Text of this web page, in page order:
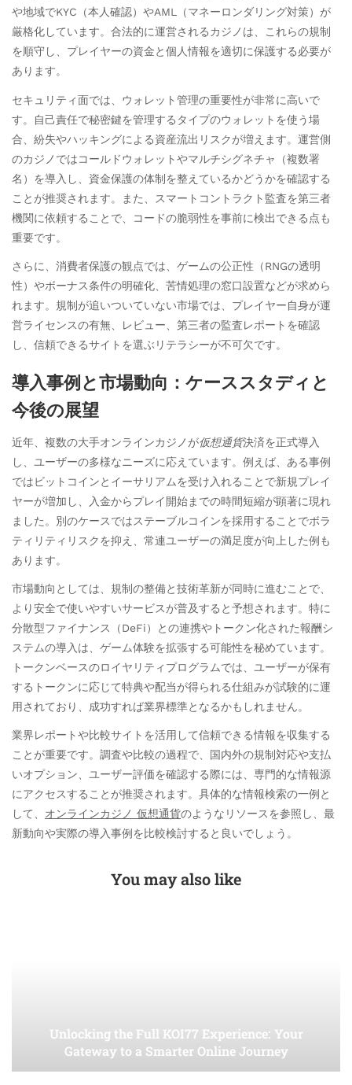
や地域でKYC（本人確認）やAML（マネーロンダリング対策）が
厳格化しています。合法的に運営されるカジノは、これらの規制
を順守し、プレイヤーの資金と個人情報を適切に保護する必要が
あります。
セキュリティ面では、ウォレット管理の重要性が非常に高いで
す。自己責任で秘密鍵を管理するタイプのウォレットを使う場
合、紛失やハッキングによる資産流出リスクが増えます。運営側
のカジノではコールドウォレットやマルチシグネチャ（複数署
名）を導入し、資金保護の体制を整えているかどうかを確認する
ことが推奨されます。また、スマートコントラクト監査を第三者
機関に依頼することで、コードの脆弱性を事前に検出できる点も
重要です。
さらに、消費者保護の観点では、ゲームの公正性（RNGの透明
性）やボーナス条件の明確化、苦情処理の窓口設置などが求めら
れます。規制が追いついていない市場では、プレイヤー自身が運
営ライセンスの有無、レビュー、第三者の監査レポートを確認
し、信頼できるサイトを選ぶリテラシーが不可欠です。
導入事例と市場動向：ケーススタディと
今後の展望
近年、複数の大手オンラインカジノが仮想通貨決済を正式導入
し、ユーザーの多様なニーズに応えています。例えば、ある事例
ではビットコインとイーサリアムを受け入れることで新規プレイ
ヤーが増加し、入金からプレイ開始までの時間短縮が顕著に現れ
ました。別のケースではステーブルコインを採用することでボラ
ティリティリスクを抑え、常連ユーザーの満足度が向上した例も
あります。
市場動向としては、規制の整備と技術革新が同時に進むことで、
より安全で使いやすいサービスが普及すると予想されます。特に
分散型ファイナンス（DeFi）との連携やトークン化された報酬シ
ステムの導入は、ゲーム体験を拡張する可能性を秘めています。
トークンベースのロイヤリティプログラムでは、ユーザーが保有
するトークンに応じて特典や配当が得られる仕組みが試験的に運
用されており、成功すれば業界標準となるかもしれません。
業界レポートや比較サイトを活用して信頼できる情報を収集する
ことが重要です。調査や比較の過程で、国内外の規制対応や支払
いオプション、ユーザー評価を確認する際には、専門的な情報源
にアクセスすることが推奨されます。具体的な情報検索の一例と
して、 オンラインカジノ 仮想通貨のようなリソースを参照し、最
新動向や実際の導入事例を比較検討すると良いでしょう。
You may also like
Unlocking the Full KOI77 Experience: Your
Gateway to a Smarter Online Journey